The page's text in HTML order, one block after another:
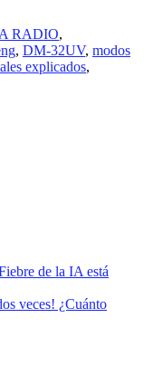
RADIO,
, DM-32UV, modos
explicados,
de la IA está
veces! ¿Cuánto